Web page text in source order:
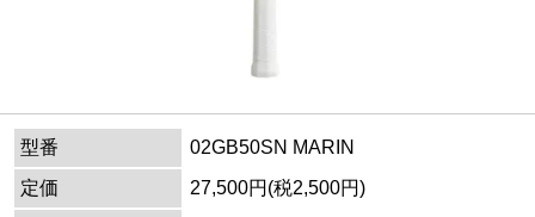
型番
02GB50SN MARIN
定価
27,500円(税2,500円)